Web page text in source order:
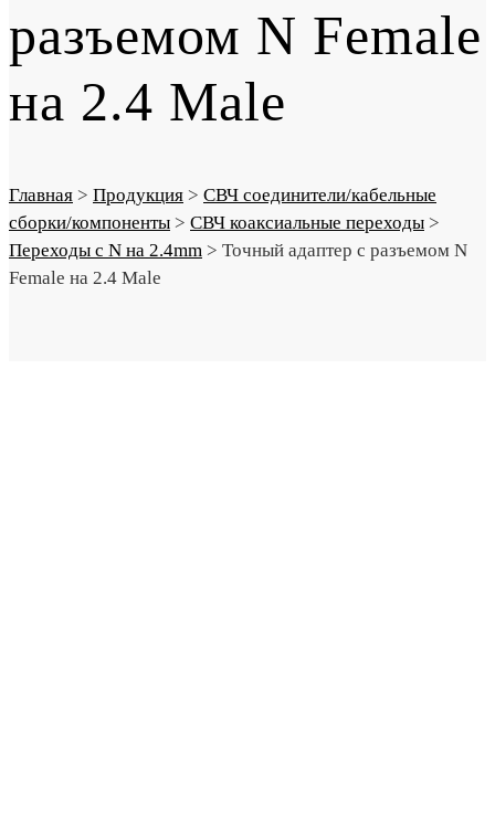
разъемом N Female
на 2.4 Male
Главная > Продукция > СВЧ соединители/кабельные
сборки/компоненты > СВЧ коаксиальные переходы >
Переходы с N на 2.4mm > Точный адаптер с разъемом N
Female на 2.4 Male